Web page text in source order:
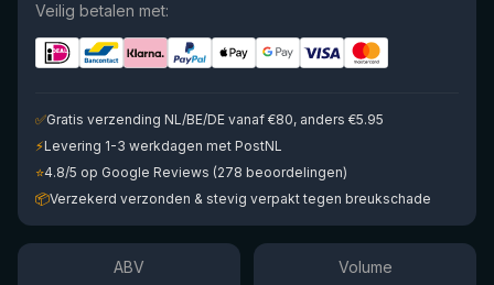
Veilig betalen met:
✅Gratis verzending NL/BE/DE vanaf €80, anders €5.95
⚡Levering 1-3 werkdagen met PostNL
⭐4.8/5 op Google Reviews (278 beoordelingen)
📦Verzekerd verzonden & stevig verpakt tegen breukschade
ABV Volume